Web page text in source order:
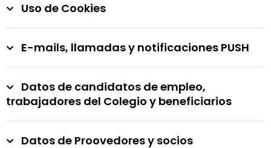
Uso de Cookies
E-mails, llamadas y notificaciones PUSH
Datos de candidatos de empleo,
trabajadores del Colegio y beneficiarios
Datos de Proovedores y socios